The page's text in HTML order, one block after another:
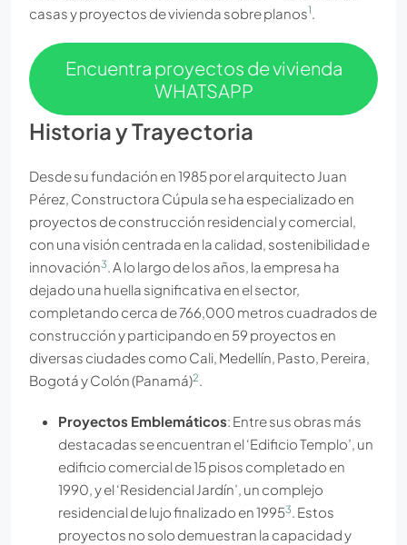
casas y proyectos de vivienda sobre planos1
Encuentra proyectos de vivienda
WHATSAPP
Historia y Trayectoria
Desde su fundación en 1985 por el arquitecto Juan
Pérez, Constructora Cúpula se ha especializado en
proyectos de construcción residencial y comercial,
con una visión centrada en la calidad, sostenibilidad e
innovación3. A lo largo de los años, la empresa ha
dejado una huella significativa en el sector,
completando cerca de 766,000 metros cuadrados de
construcción y participando en 59 proyectos en
diversas ciudades como Cali, Medellín, Pasto, Pereira,
Bogotá y Colón (Panamá)2.
Proyectos Emblemáticos: Entre sus obras más
destacadas se encuentran el ‘Edificio Templo’, un
edificio comercial de 15 pisos completado en
1990, y el ‘Residencial Jardín’, un complejo
residencial de lujo finalizado en 19953. Estos
proyectos no solo demuestran la capacidad y